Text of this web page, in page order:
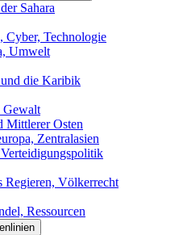
Sahara
Cyber, Technologie
Umwelt
die Karibik
Gewalt
Mittlerer Osten
Zentralasien
Regieren, Völkerrecht
Ressourcen